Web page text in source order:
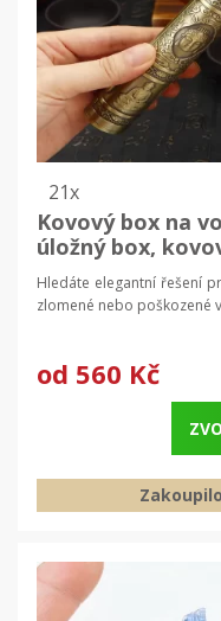
21x
Kovový box na
úložný box,
Hledáte elegantní řešení
zlomené nebo poškozené
od 560 Kč